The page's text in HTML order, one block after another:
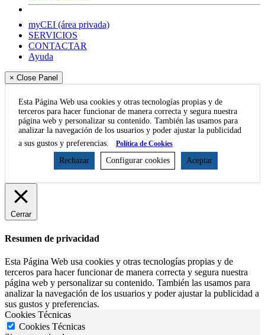
myCEI (área privada)
SERVICIOS
CONTACTAR
Ayuda
× Close Panel
Esta Página Web usa cookies y otras tecnologías propias y de
terceros para hacer funcionar de manera correcta y segura nuestra
página web y personalizar su contenido. También las usamos para
analizar la navegación de los usuarios y poder ajustar la publicidad
a sus gustos y preferencias.
Política de Cookies
Rechazar Configurar cookies Aceptar
Cerrar
Resumen de privacidad
Esta Página Web usa cookies y otras tecnologías propias y de
terceros para hacer funcionar de manera correcta y segura nuestra
página web y personalizar su contenido. También las usamos para
analizar la navegación de los usuarios y poder ajustar la publicidad a
sus gustos y preferencias.
Cookies Técnicas
Cookies Técnicas